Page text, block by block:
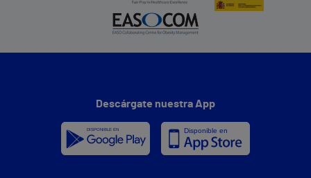
Descárgate nuestra App